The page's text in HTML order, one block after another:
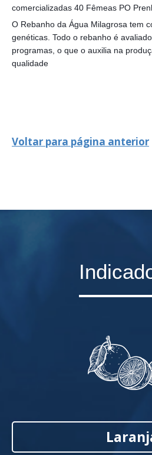
comercializadas 40 Fêmeas PO
O Rebanho da Água Milagrosa tem
genéticas. Todo o rebanho é
programas, o que o auxilia na
qualidade
Voltar para página anterior